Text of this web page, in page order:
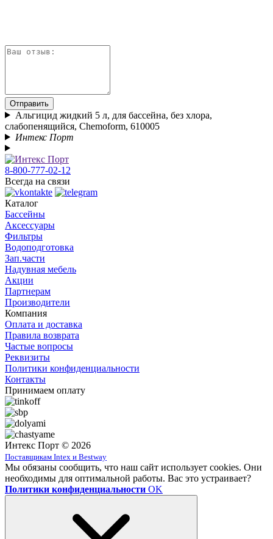
Отправить
Альгицид жидкий 5 л, для бассейна, без хлора,
слабопенящийся, Chemoform, 610005
Интекс Порт
8-800-777-02-12
Всегда на связи
Каталог
Бассейны
Аксессуары
Фильтры
Водоподготовка
Зап.части
Надувная мебель
Акции
Партнерам
Производители
Компания
Оплата и доставка
Правила возврата
Частые вопросы
Реквизиты
Политики конфиденциальности
Контакты
Принимаем оплату
Интекс Порт © 2026
Поставщикам Intex и Bestway
Мы обязаны сообщить, что наш сайт использует cookies. Они
необходимы для оптимальной работы. Вас это устраивает?
Политики конфиденциальности OK